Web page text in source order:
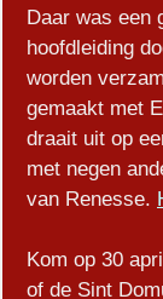
Daar was een
hoofdleiding
worden
gemaakt met
draait uit op
met negen
van Renesse.
Kom op 30
of de Sint